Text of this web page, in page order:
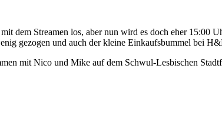
dem Streamen los, aber nun wird es doch eher 15:00
gezogen und auch der kleine Einkaufsbummel bei
mit Nico und Mike auf dem Schwul-Lesbischen